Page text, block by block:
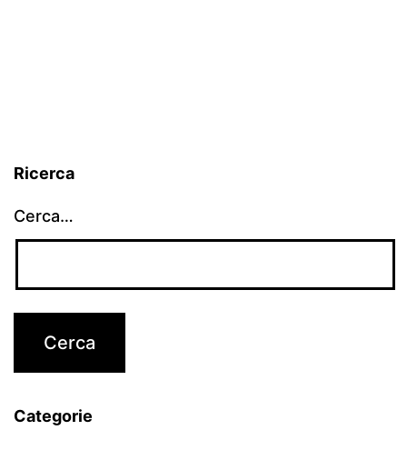
Ricerca
Cerca…
Categorie